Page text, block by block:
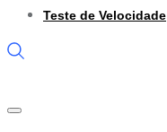
Teste de Velocidade